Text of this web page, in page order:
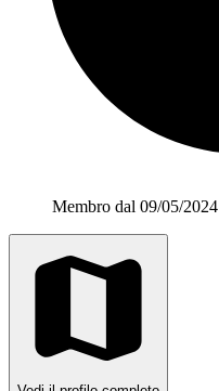
Membro dal 09/05/2024